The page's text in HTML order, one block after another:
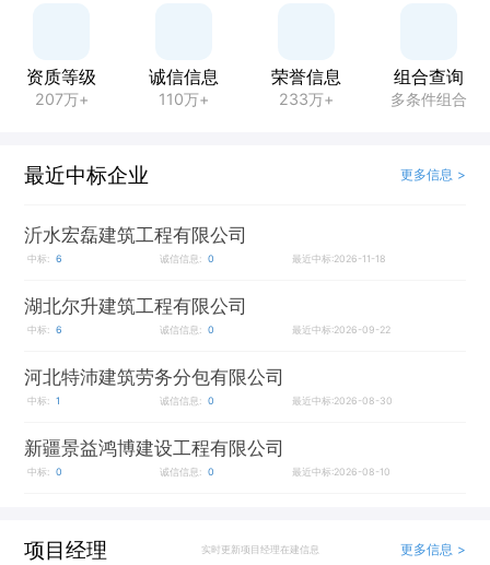
资质等级
207万+
诚信信息
110万+
荣誉信息
233万+
组合查询
多条件组合
最近中标企业 更多信息 >
沂水宏磊建筑工程有限公司
中标: 6 诚信信息: 0 最近中标:2026-11-18
湖北尔升建筑工程有限公司
中标: 6 诚信信息: 0 最近中标:2026-09-22
河北特沛建筑劳务分包有限公司
中标: 1 诚信信息: 0 最近中标:2026-08-30
新疆景益鸿博建设工程有限公司
中标: 0 诚信信息: 0 最近中标:2026-08-10
项目经理 实时更新项目经理在建信息 更多信息 >